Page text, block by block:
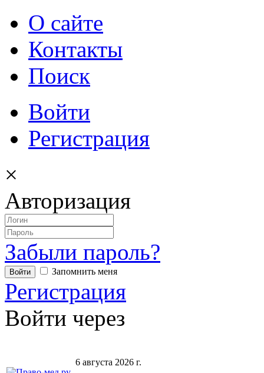
О сайте
Контакты
Поиск
Войти
Регистрация
×
Авторизация
Забыли пароль?
Запомнить меня
Регистрация
Войти через
6 августа 2026 г.